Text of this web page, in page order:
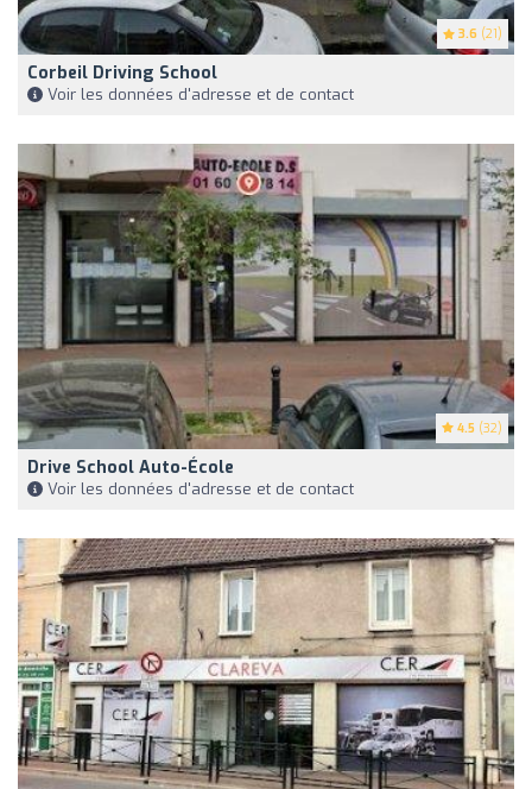
3.6 (21)
Corbeil Driving School
Voir les données d'adresse et de contact
4.5 (32)
Drive School Auto-École
Voir les données d'adresse et de contact